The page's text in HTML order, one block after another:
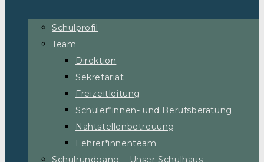
Schulprofil
Team
Direktion
Sekretariat
Freizeitleitung
Schüler*innen- und Berufsberatung
Nahtstellenbetreuung
Lehrer*innenteam
Schulrundgang – Unser Schulhaus